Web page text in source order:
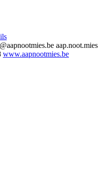
aap.noot.mies
www.aapnootmies.be